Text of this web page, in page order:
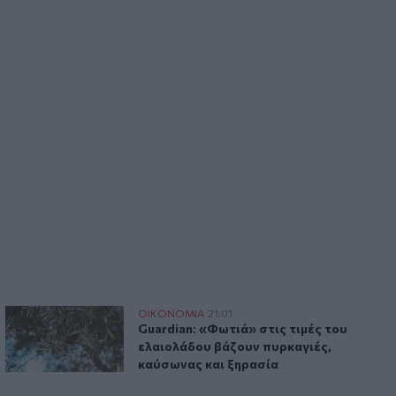
smartphones
13 ετών η αγορά smartphones
Guardian: «Φωτιά» στις τιμές του ελαιολάδου βάζουν
ΟΙΚΟΝΟΜΙΑ 21:01
Guardian: «Φωτιά» στις τιμές του
Guardian: «Φωτιά» στις τιμές του
ελαιολάδου βάζουν πυρκαγιές,
καύσωνας και ξηρασία